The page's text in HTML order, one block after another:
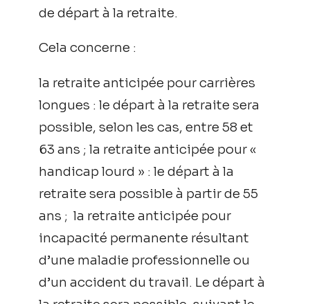
de départ à la retraite.
Cela concerne :
la retraite anticipée pour carrières
longues : le départ à la retraite sera
possible, selon les cas, entre 58 et
63 ans ; la retraite anticipée pour «
handicap lourd » : le départ à la
retraite sera possible à partir de 55
ans ; la retraite anticipée pour
incapacité permanente résultant
d’une maladie professionnelle ou
d’un accident du travail. Le départ à